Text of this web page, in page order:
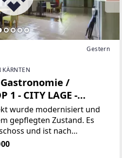
Gestern
Gastronomie /
1 - CITY LAGE -
wurde modernisiert und
gepflegten Zustand. Es
und ist nach
Diese zentral gelegene
Lokalität bietet vielfältige